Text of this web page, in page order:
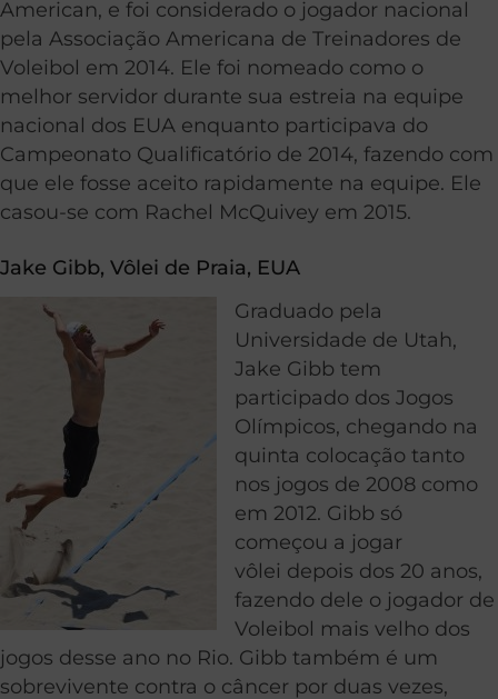
American, e foi considerado o jogador nacional
pela Associação Americana de Treinadores de
Voleibol em 2014. Ele foi nomeado como o
melhor servidor durante sua estreia na equipe
nacional dos EUA enquanto participava do
Campeonato Qualificatório de 2014, fazendo com
que ele fosse aceito rapidamente na equipe. Ele
casou-se com Rachel McQuivey em 2015.
Jake Gibb, Vôlei de Praia, EUA
Graduado pela
Universidade de Utah,
Jake Gibb tem
participado dos Jogos
Olímpicos, chegando na
quinta colocação tanto
nos jogos de 2008 como
em 2012. Gibb só
começou a jogar
vôlei depois dos 20 anos,
fazendo dele o jogador de
Voleibol mais velho dos
jogos desse ano no Rio. Gibb também é um
sobrevivente contra o câncer por duas vezes,